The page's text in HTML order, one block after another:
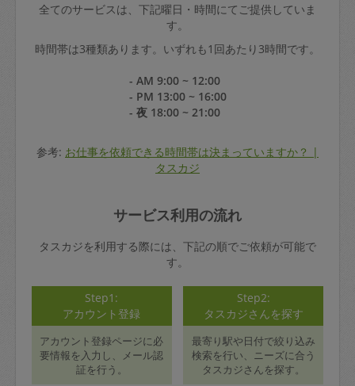
全てのサービスは、下記曜日・時間にてご提供していま
す。
時間帯は3種類あります。いずれも1回あたり3時間です。
- AM 9:00 ~ 12:00
- PM 13:00 ~ 16:00
- 夜 18:00 ~ 21:00
参考: お仕事を依頼できる時間帯は決まっていますか？ |
タスカジ
サービス利用の流れ
タスカジを利用する際には、下記の順でご依頼が可能で
す。
Step1:
アカウント登録
アカウント登録ページに必
要情報を入力し、メール認
証を行う。
Step2:
タスカジさんを探す
最寄り駅や日付で絞り込み
検索を行い、ニーズに合う
タスカジさんを探す。